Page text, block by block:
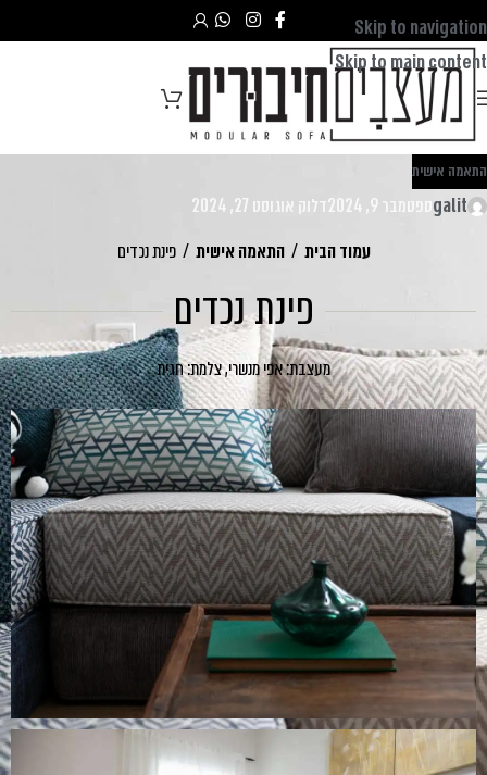
Skip to navigation
Skip to main content
התאמה אישית
galitספטמבר 9, 2024
דלוק אוגוסט 27, 2024
עמוד הבית / התאמה אישית / פינת נכדים
פינת נכדים
מעצבת: אפי מנשרי, צלמת: חגית